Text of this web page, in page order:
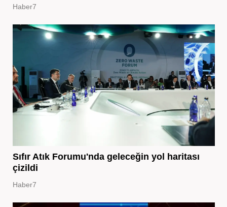
Haber7
Sıfır Atık Forumu'nda geleceğin yol haritası
çizildi
Haber7